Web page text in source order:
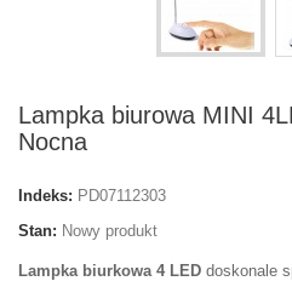
Lampka biurowa MINI
Nocna
Indeks: PD07112303
Stan: Nowy produkt
Lampka biurkowa 4 LED doskonale